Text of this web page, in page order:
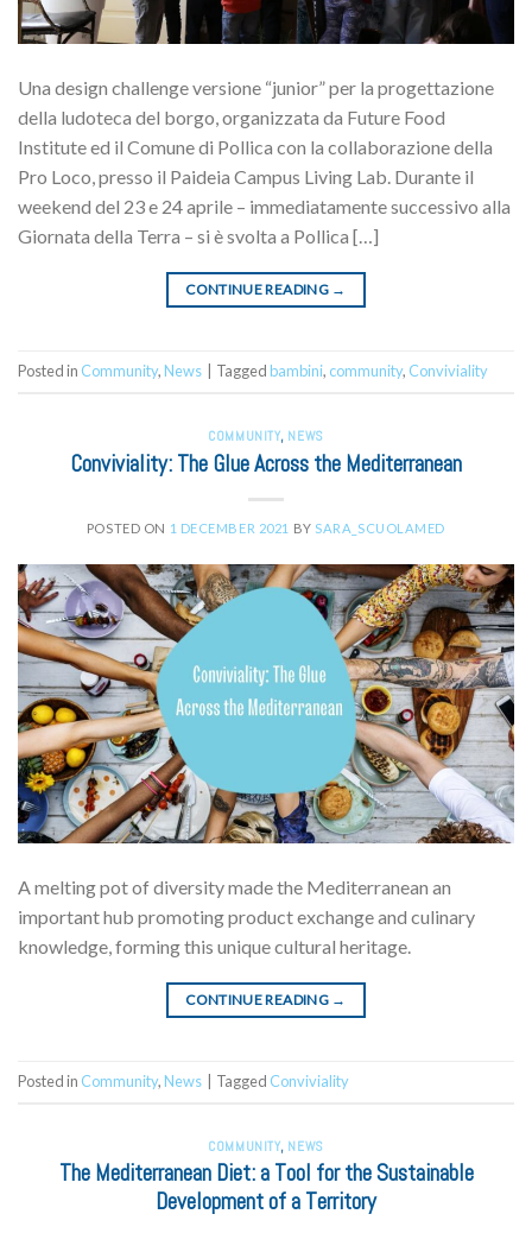
Una design challenge versione “junior” per la progettazione
della ludoteca del borgo, organizzata da Future Food
Institute ed il Comune di Pollica con la collaborazione della
Pro Loco, presso il Paideia Campus Living Lab. Durante il
weekend del 23 e 24 aprile – immediatamente successivo alla
Giornata della Terra – si è svolta a Pollica […]
CONTINUE READING →
Posted in Community, News Tagged bambini, community, Conviviality
COMMUNITY, NEWS
Conviviality: The Glue Across the Mediterranean
POSTED ON 1 DECEMBER 2021 BY SARA_SCUOLAMED
A melting pot of diversity made the Mediterranean an
important hub promoting product exchange and culinary
knowledge, forming this unique cultural heritage.
CONTINUE READING →
Posted in Community, News Tagged Conviviality
COMMUNITY, NEWS
The Mediterranean Diet: a Tool for the Sustainable
Development of a Territory